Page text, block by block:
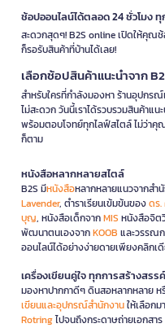
ช้อปออนไลน์ได้ตลอด 24 ชั่วโมง ทุ
สะดวกสุดๆ! B2S online เปิดให้คุณ
ก็รอรับสินค้าที่บ้านได้เลย!
เลือกช้อปสินค้าแนะนำจาก
สำหรับใครที่กำลังมองหา ร้านอุปกร
ไม่สะดวก วันนี้เราได้รวบรวมสินค้าแ
พร้อมตอบโจทย์ทุกไลฟ์สไตล์ ไม่ว่าคุ
ก็ตาม
หนังสือหลากหลายสไตล์
B2S มีหนังสือหลากหลายแนวจากสำ
Lavender, ตำราเรียนเข้มข้นของดร
บุญ, หนังสือเด็กจากMIS หนังสือจิต
พัฒนาตนเองจากKOOB และวรรณ
ออนไลน์ได้อย่างง่ายดายเพียงคลิกเ
เครื่องเขียนคู่ใจ ทุกการสร้างสรรค์
มองหาปากกาดีๆ ดินสอหลากหลาย
เขียนและอุปกรณ์สำนักงานให้เลือก
Rotringไปจนถึงกระดาษถ่ายเอกสาร